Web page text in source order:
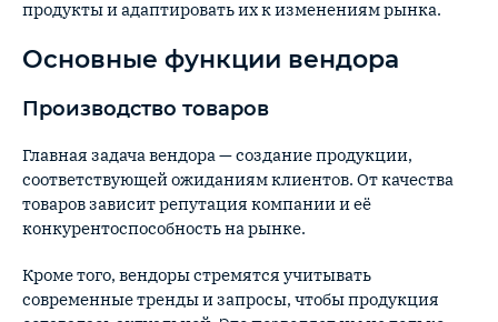
продукты и адаптировать их к изменениям рынка.
Основные функции вендора
Производство товаров
Главная задача вендора — создание продукции,
соответствующей ожиданиям клиентов. От качества
товаров зависит репутация компании и её
конкурентоспособность на рынке.
Кроме того, вендоры стремятся учитывать
современные тренды и запросы, чтобы продукция